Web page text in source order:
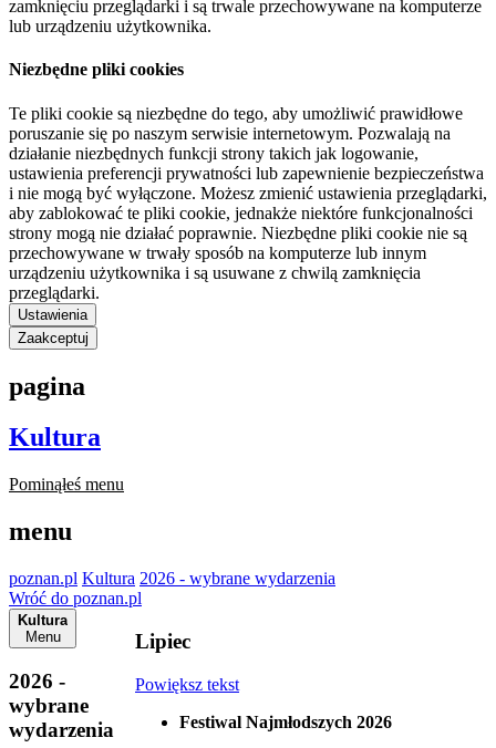
zamknięciu przeglądarki i są trwale przechowywane na komputerze
lub urządzeniu użytkownika.
Niezbędne pliki cookies
Te pliki cookie są niezbędne do tego, aby umożliwić prawidłowe
poruszanie się po naszym serwisie internetowym. Pozwalają na
działanie niezbędnych funkcji strony takich jak logowanie,
ustawienia preferencji prywatności lub zapewnienie bezpieczeństwa
i nie mogą być wyłączone. Możesz zmienić ustawienia przeglądarki,
aby zablokować te pliki cookie, jednakże niektóre funkcjonalności
strony mogą nie działać poprawnie. Niezbędne pliki cookie nie są
przechowywane w trwały sposób na komputerze lub innym
urządzeniu użytkownika i są usuwane z chwilą zamknięcia
przeglądarki.
Ustawienia
Zaakceptuj
pagina
Kultura
Pominąłeś menu
menu
poznan.pl Kultura 2026 - wybrane wydarzenia
Wróć do poznan.pl
Kultura
Menu
2026 -
wybrane
wydarzenia
Lipiec
Powiększ tekst
Festiwal Najmłodszych 2026